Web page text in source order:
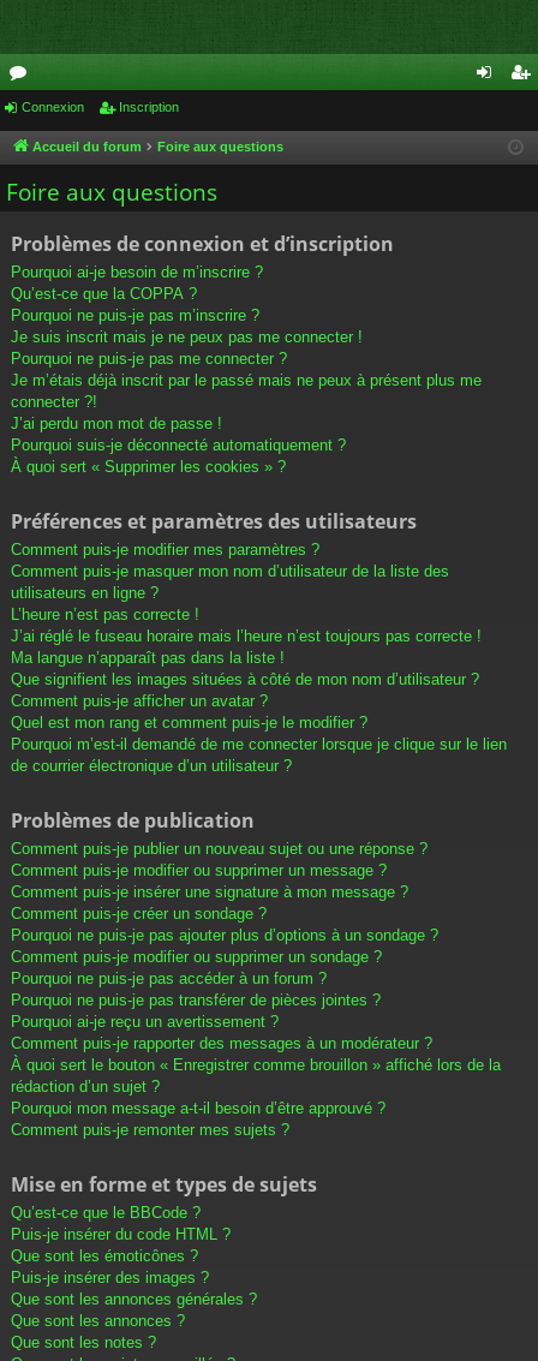
or
u
m
cri
Connexion Inscription
Accueil du forum Foire aux questions
Foire aux questions
Problèmes de connexion et d’inscription
Pourquoi ai-je besoin de m’inscrire ?
Qu’est-ce que la COPPA ?
Pourquoi ne puis-je pas m’inscrire ?
Je suis inscrit mais je ne peux pas me connecter !
Pourquoi ne puis-je pas me connecter ?
Je m’étais déjà inscrit par le passé mais ne peux à présent plus me
connecter ?!
J’ai perdu mon mot de passe !
Pourquoi suis-je déconnecté automatiquement ?
À quoi sert « Supprimer les cookies » ?
Préférences et paramètres des utilisateurs
Comment puis-je modifier mes paramètres ?
Comment puis-je masquer mon nom d’utilisateur de la liste des
utilisateurs en ligne ?
L’heure n’est pas correcte !
J’ai réglé le fuseau horaire mais l’heure n’est toujours pas correcte !
Ma langue n’apparaît pas dans la liste !
Que signifient les images situées à côté de mon nom d’utilisateur ?
Comment puis-je afficher un avatar ?
Quel est mon rang et comment puis-je le modifier ?
Pourquoi m’est-il demandé de me connecter lorsque je clique sur le lien
de courrier électronique d’un utilisateur ?
Problèmes de publication
Comment puis-je publier un nouveau sujet ou une réponse ?
Comment puis-je modifier ou supprimer un message ?
Comment puis-je insérer une signature à mon message ?
Comment puis-je créer un sondage ?
Pourquoi ne puis-je pas ajouter plus d’options à un sondage ?
Comment puis-je modifier ou supprimer un sondage ?
Pourquoi ne puis-je pas accéder à un forum ?
Pourquoi ne puis-je pas transférer de pièces jointes ?
Pourquoi ai-je reçu un avertissement ?
Comment puis-je rapporter des messages à un modérateur ?
À quoi sert le bouton « Enregistrer comme brouillon » affiché lors de la
rédaction d’un sujet ?
Pourquoi mon message a-t-il besoin d’être approuvé ?
Comment puis-je remonter mes sujets ?
Mise en forme et types de sujets
Qu’est-ce que le BBCode ?
Puis-je insérer du code HTML ?
Que sont les émoticônes ?
Puis-je insérer des images ?
Que sont les annonces générales ?
Que sont les annonces ?
Que sont les notes ?